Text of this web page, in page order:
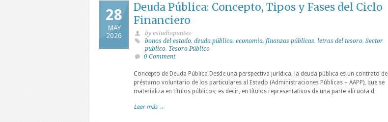
28
MAY
2026
Deuda Pública: Concepto, Tipos y Fases del Ciclo
Financiero
by estudiapuntes
bonos del estado, deuda pública, economia, finanzas públicas, letras del tesoro, Sector
publico, Tesoro Público
0 Comment
Concepto de Deuda Pública Desde una perspectiva jurídica, la deuda pública es un contrato de
préstamo voluntario de los particulares al Estado (Administraciones Públicas – AAPP), que se
materializa en títulos públicos; es decir, en títulos representativos de una parte alícuota d
Leer más →